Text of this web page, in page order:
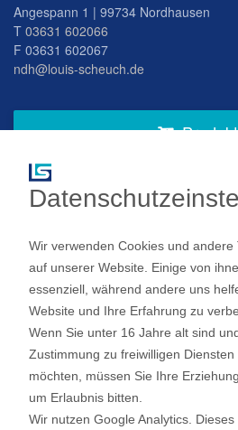
Angespann 1 | 99734 Nordhausen
T 03631 602066
F 03631 602067
ndh@louis-scheuch.de
Fragen Sie
Zum Newsletter
Impressum
Datenschutz
Wir verwenden Cookies und andere
auf unserer Website. Einige von
essenziell, während andere uns
Website und Ihre Erfahrung zu
Wenn Sie unter 16 Jahre alt sind
Zustimmung zu freiwilligen Diensten
möchten, müssen Sie Ihre
um Erlaubnis bitten.
Wir nutzen Google Analytics.